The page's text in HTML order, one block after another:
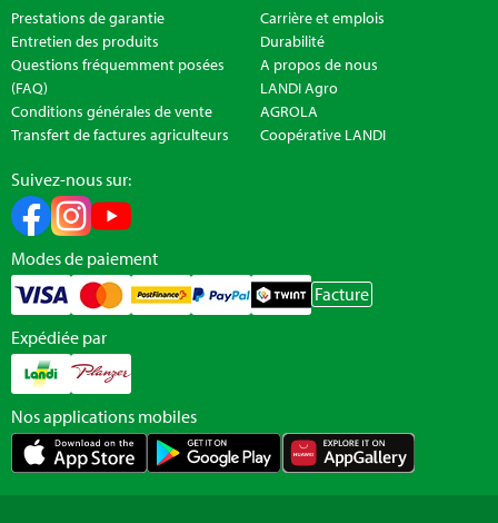
Prestations de garantie
Entretien des produits
Questions fréquemment posées
(FAQ)
Conditions générales de vente
Transfert de factures agriculteurs
Carrière et emplois
Durabilité
A propos de nous
LANDI Agro
AGROLA
Coopérative LANDI
Suivez-nous sur:
Modes de paiement
Facture
Expédiée par
Nos applications mobiles